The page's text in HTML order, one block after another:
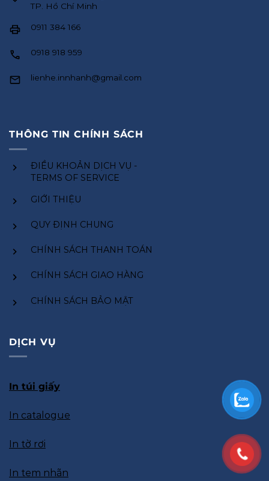
TP. Hồ Chí Minh
0911 384 166
0918 918 959
lienhe.innhanh@gmail.com
THÔNG TIN CHÍNH SÁCH
ĐIỀU KHOẢN DỊCH VỤ -
TERMS OF SERVICE
GIỚI THIỆU
QUY ĐỊNH CHUNG
CHÍNH SÁCH THANH TOÁN
CHÍNH SÁCH GIAO HÀNG
CHÍNH SÁCH BẢO MẬT
DỊCH VỤ
In túi giấy
In catalogue
In tờ rơi
In tem nhãn